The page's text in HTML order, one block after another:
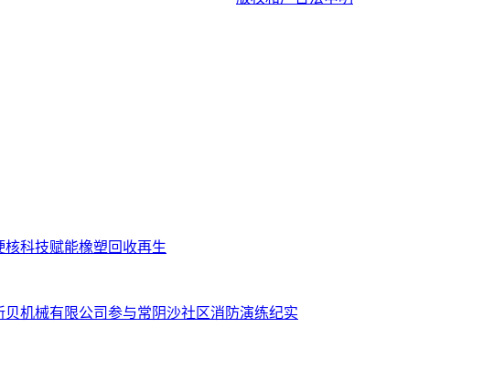
科技赋能橡塑回收再生
机械有限公司参与常阴沙社区消防演练纪实